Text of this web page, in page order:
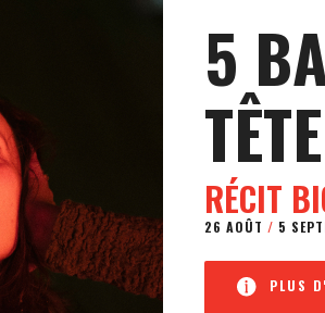
5
TÊTE
RÉCIT
26 AOÛT / 5
PLUS